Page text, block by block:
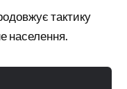
тактику
населення.